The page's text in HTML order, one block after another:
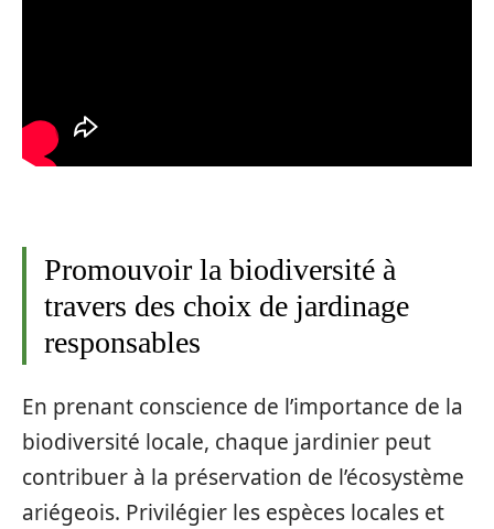
Promouvoir la biodiversité à
travers des choix de jardinage
responsables
En prenant conscience de l’importance de la
biodiversité locale, chaque jardinier peut
contribuer à la préservation de l’écosystème
ariégeois. Privilégier les espèces locales et